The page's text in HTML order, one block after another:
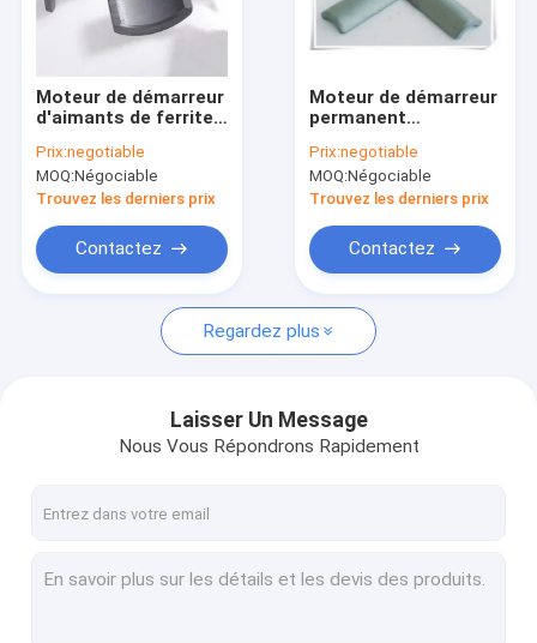
À propos de nous
Visite d'usine
Demandez une citation
Aimant permanent de ferrite
Aimant aggloméré de ferrite
Aimant moulage par par injection
Ferrite Ring Magnet
Moteur de démarreur
d'aimants de ferrite
Magnet Strong de
charbon de bois
Prix:negotiable
MOQ:Négociable
Trouvez les derniers prix
Contactez
Moteur de démarreur
permanent
d'aimant d'arc de
ferrite d'OEM
Prix:negotiable
MOQ:Négociable
Trouvez les derniers prix
Contactez
Regardez plus
Laisser Un Message
Nous Vous Répondrons Rapidement